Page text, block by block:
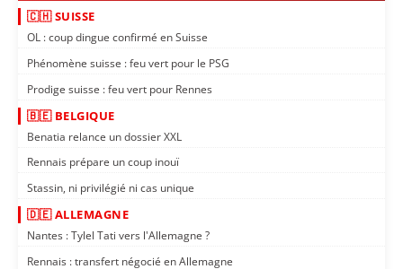
🇨🇭 SUISSE
OL : coup dingue confirmé en Suisse
Phénomène suisse : feu vert pour le PSG
Prodige suisse : feu vert pour Rennes
🇧🇪 BELGIQUE
Benatia relance un dossier XXL
Rennais prépare un coup inouï
Stassin, ni privilégié ni cas unique
🇩🇪 ALLEMAGNE
Nantes : Tylel Tati vers l'Allemagne ?
Rennais : transfert négocié en Allemagne